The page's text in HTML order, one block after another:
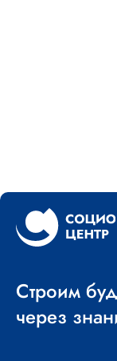
Строим
через